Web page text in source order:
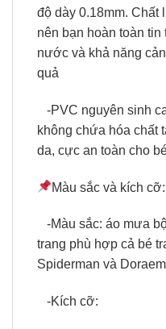
độ dày 0.18mm.
nên bạn hoàn toàn
nước và khả năng
quả
-PVC nguyên sinh
không chứa hóa chất
da, cực an toàn cho
Màu sắc và kích cỡ:
-Màu sắc: áo mưa
trang phù hợp cả bé
Spiderman và
-Kích cỡ: